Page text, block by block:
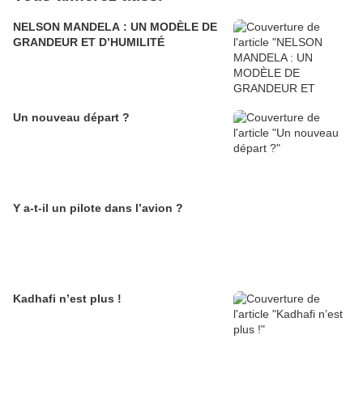
NELSON MANDELA : UN MODÈLE DE
GRANDEUR ET D’HUMILITÉ
Un nouveau départ ?
Y a-t-il un pilote dans l’avion ?
Kadhafi n’est plus !